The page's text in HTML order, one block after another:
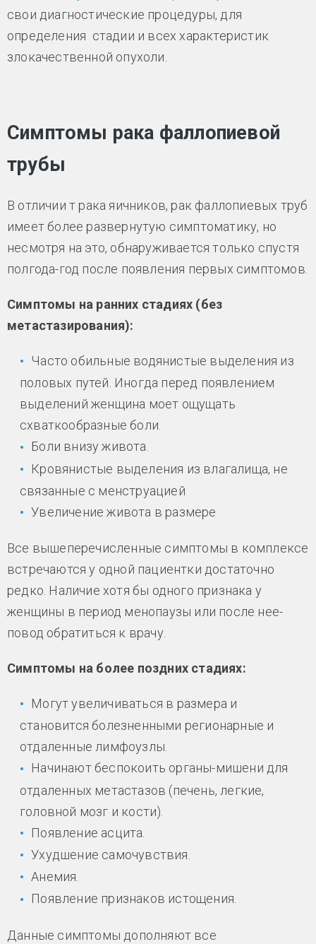
свои диагностические процедуры, для
определения стадии и всех характеристик
злокачественной опухоли.
Симптомы рака фаллопиевой
трубы
В отличии т рака яичников, рак фаллопиевых труб
имеет более развернутую симптоматику, но
несмотря на это, обнаруживается только спустя
полгода-год после появления первых симптомов.
Симптомы на ранних стадиях (без
метастазирования):
Часто обильные водянистые выделения из
половых путей. Иногда перед появлением
выделений женщина моет ощущать
схваткообразные боли.
Боли внизу живота.
Кровянистые выделения из влагалища, не
связанные с менструацией
Увеличение живота в размере
Все вышеперечисленные симптомы в комплексе
встречаются у одной пациентки достаточно
редко. Наличие хотя бы одного признака у
женщины в период менопаузы или после нее-
повод обратиться к врачу.
Симптомы на более поздних стадиях:
Могут увеличиваться в размера и
становится болезненными регионарные и
отдаленные лимфоузлы.
Начинают беспокоить органы-мишени для
отдаленных метастазов (печень, легкие,
головной мозг и кости).
Появление асцита.
Ухудшение самочувствия.
Анемия.
Появление признаков истощения.
Данные симптомы дополняют все